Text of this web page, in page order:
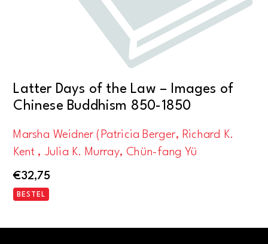
Latter Days of the Law – Images of
Chinese Buddhism 850-1850
Marsha Weidner (Patricia Berger, Richard K.
Kent , Julia K. Murray, Chün-fang Yü
€32,75
BESTEL